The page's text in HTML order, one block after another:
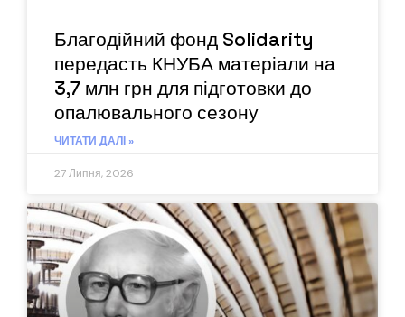
Благодійний фонд Solidarity
передасть КНУБА матеріали на
3,7 млн грн для підготовки до
опалювального сезону
ЧИТАТИ ДАЛІ »
27 Липня, 2026